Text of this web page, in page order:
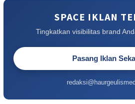
SPACE IKLAN
Tingkatkan visibilitas brand
Pasang Iklan